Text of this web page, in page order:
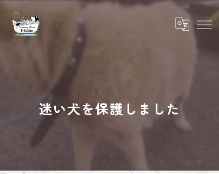
迷い犬を保護しました